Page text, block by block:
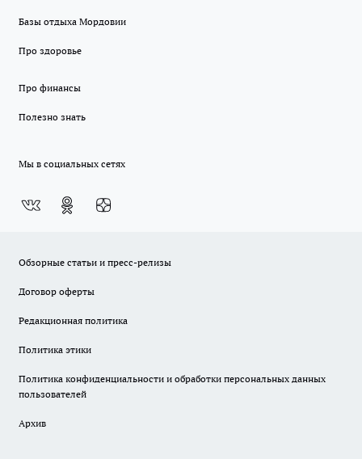
Базы отдыха Мордовии
Про здоровье
Про финансы
Полезно знать
Мы в социальных сетях
Обзорные статьи и пресс-релизы
Договор оферты
Редакционная политика
Политика этики
Политика конфиденциальности и обработки персональных данных
пользователей
Архив